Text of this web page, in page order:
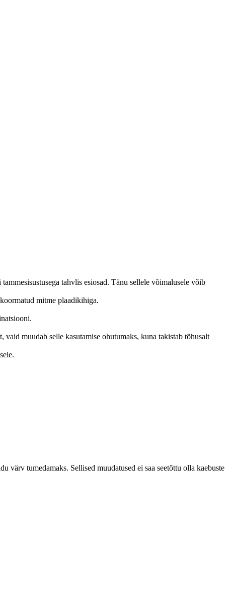
tahvlis esiosad. Tänu sellele võimalusele võib
mitme plaadikihiga.
muudab selle kasutamise ohutumaks, kuna takistab tõhusalt
värv tumedamaks. Sellised muudatused ei saa seetõttu olla kaebuste